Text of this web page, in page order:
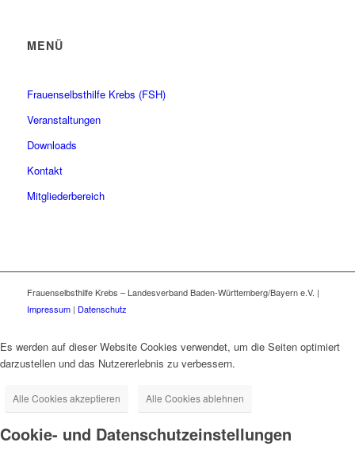
MENÜ
Frauenselbsthilfe Krebs (FSH)
Veranstaltungen
Downloads
Kontakt
Mitgliederbereich
Frauenselbsthilfe Krebs – Landesverband Baden-Württemberg/Bayern e.V. |
Impressum| Datenschutz
Es werden auf dieser Website Cookies verwendet, um die Seiten optimiert
darzustellen und das Nutzererlebnis zu verbessern.
Alle Cookies akzeptieren Alle Cookies ablehnen
Cookie- und Datenschutzeinstellungen